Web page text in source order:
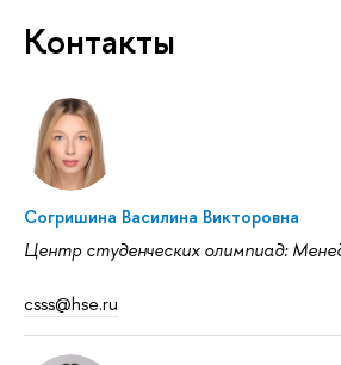
Контакты
Согришина Василина Викторовна
Центр студенческих олимпиад:
csss@hse.ru